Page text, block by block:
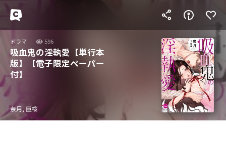
ドラマ 596
吸血鬼の淫執愛【単行本
版】【電子限定ペーパー
付】
奈月, 臣桜